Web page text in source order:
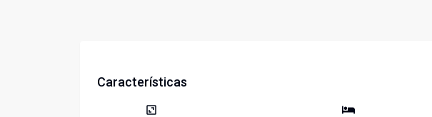
Características